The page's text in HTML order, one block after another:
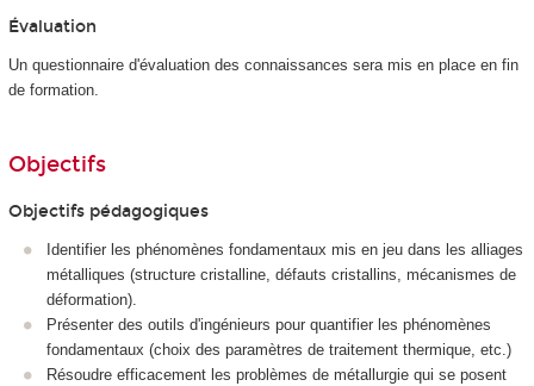
Évaluation
Un questionnaire d'évaluation des connaissances sera mis en place en fin
de formation.
Objectifs
Objectifs pédagogiques
Identifier les phénomènes fondamentaux mis en jeu dans les alliages
métalliques (structure cristalline, défauts cristallins, mécanismes de
déformation).
Présenter des outils d'ingénieurs pour quantifier les phénomènes
fondamentaux (choix des paramètres de traitement thermique, etc.)
Résoudre efficacement les problèmes de métallurgie qui se posent